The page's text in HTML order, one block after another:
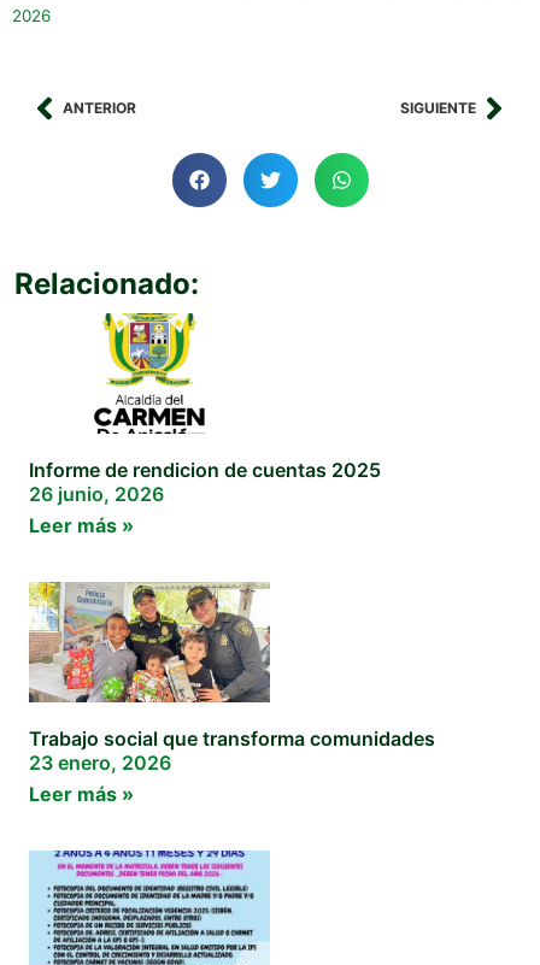
2026
ANTERIOR SIGUIENTE
Relacionado:
Informe de rendicion de cuentas 2025
26 junio, 2026
Leer más »
Trabajo social que transforma comunidades
23 enero, 2026
Leer más »